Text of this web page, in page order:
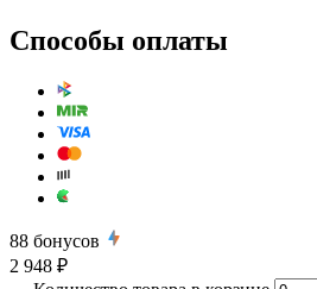
Способы оплаты
88 бонусов
2 948 ₽